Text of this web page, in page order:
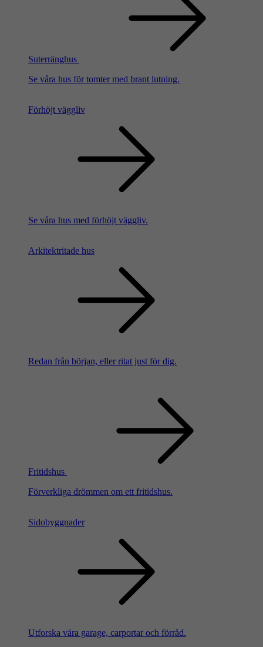
Suterränghus
Se våra hus för tomter med brant lutning.
Förhöjt väggliv
Se våra hus med förhöjt väggliv.
Arkitektritade hus
Redan från början, eller ritat just för dig.
Fritidshus
Förverkliga drömmen om ett fritidshus.
Sidobyggnader
Utforska våra garage, carportar och förråd.